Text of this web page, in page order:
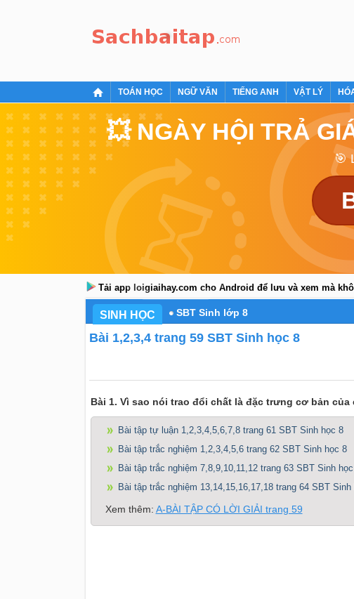
TOÁN HỌC NGỮ VĂN TIẾNG ANH VẬT LÝ
💥 NGÀY HỘI TRẢ
🎯
Tải app loigiaihay.com cho Android để lưu và xem mà
SINH HỌC SBT Sinh lớp 8
Bài 1,2,3,4 trang 59 SBT Sinh học 8
Bài 1. Vì sao nói trao đổi chất là đặc trưng cơ bản của
Bài tập tự luận 1,2,3,4,5,6,7,8 trang 61 SBT Sinh học 8
Bài tập trắc nghiệm 1,2,3,4,5,6 trang 62 SBT Sinh học 8
Bài tập trắc nghiệm 7,8,9,10,11,12 trang 63 SBT Sinh
Bài tập trắc nghiệm 13,14,15,16,17,18 trang 64 SBT Sinh
Xem thêm: A-BÀI TẬP CÓ LỜI GIẢI trang 59